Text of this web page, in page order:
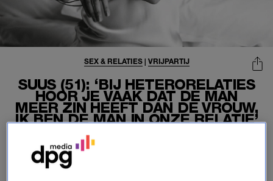
SUUS (51): ‘BIJ HETERORELATIES
HOOR JE VAAK DAT DE MAN
MEER ZIN HEEFT DAN DE VROUW,
IK BEN DE MAN IN ONZE RELATIE’
SEX & RELATIES| VRIJPARTIJ
20-06-2025